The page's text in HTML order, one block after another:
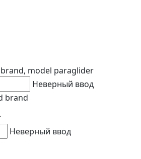
model paraglider
Неверный ввод
brand
Неверный ввод